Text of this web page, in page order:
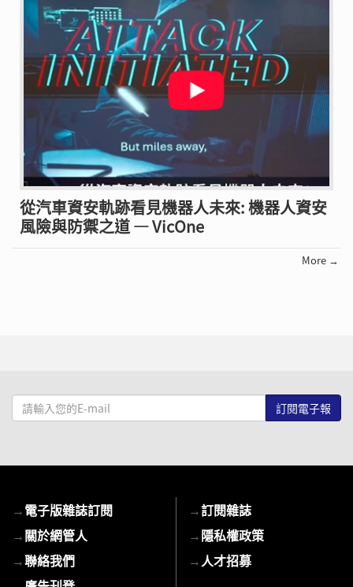
從汽車資安軌跡看見機器人未來: 機器人資安
風險與防禦之道 — VicOne
More →
請
輸
mail
→電子版雜誌訂閱
→關於網管人
→聯絡我們
→訂閱雜誌
→隱私權政策
→ 人才招募